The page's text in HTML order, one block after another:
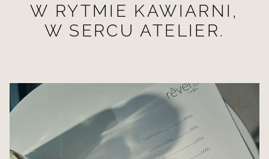
W RYTMIE KAWIARNI,
W SERCU ATELIER.